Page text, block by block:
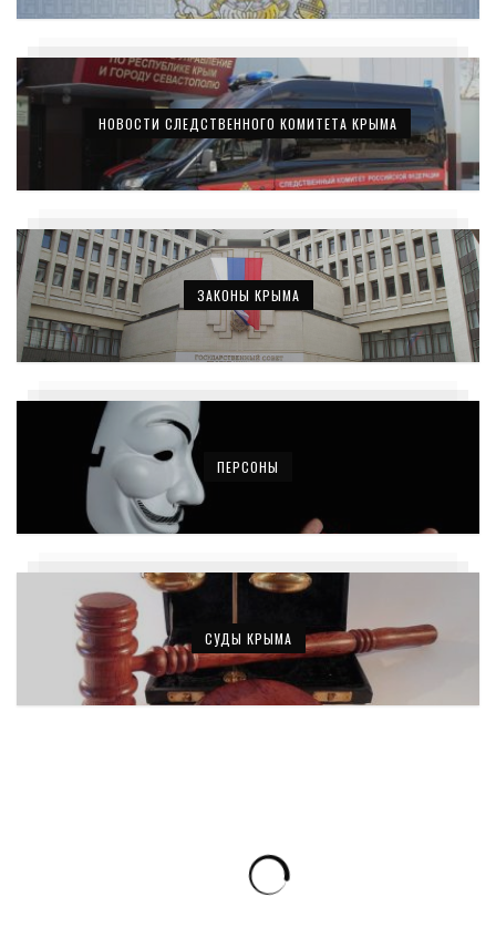
НОВОСТИ СЛЕДСТВЕННОГО КОМИТЕТА КРЫМА
ЗАКОНЫ КРЫМА
ПЕРСОНЫ
СУДЫ КРЫМА